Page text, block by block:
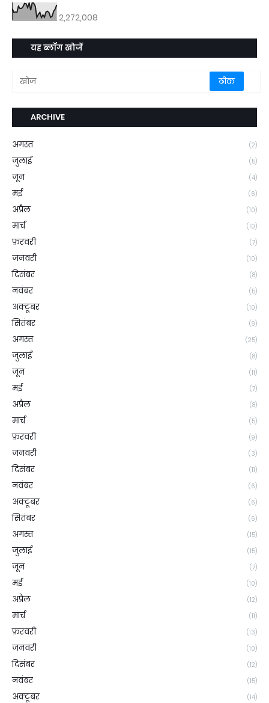
2,272,008
यह ब्लॉग खोजें
ARCHIVE
अगस्त (2)
जुलाई (5)
जून (4)
मई (6)
अप्रैल (10)
मार्च (10)
फ़रवरी (7)
जनवरी (10)
दिसंबर (8)
नवंबर (5)
अक्टूबर (10)
सितंबर (9)
अगस्त (25)
जुलाई (8)
जून (11)
मई (7)
अप्रैल (8)
मार्च (5)
फ़रवरी (9)
जनवरी (3)
दिसंबर (11)
नवंबर (6)
अक्टूबर (6)
सितंबर (6)
अगस्त (15)
जुलाई (15)
जून (7)
मई (10)
अप्रैल (12)
मार्च (11)
फ़रवरी (13)
जनवरी (10)
दिसंबर (12)
नवंबर (15)
अक्टूबर (14)